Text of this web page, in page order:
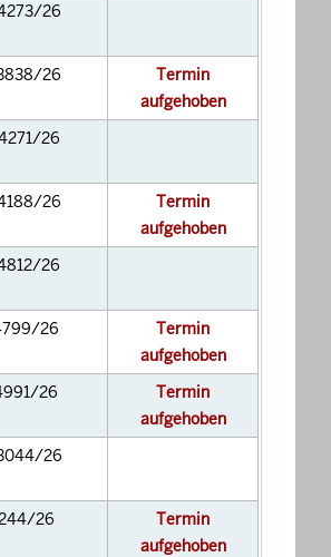
26
26
Termin
aufgehoben
26
26
Termin
aufgehoben
26
26
Termin
aufgehoben
26
Termin
aufgehoben
26
26
Termin
aufgehoben